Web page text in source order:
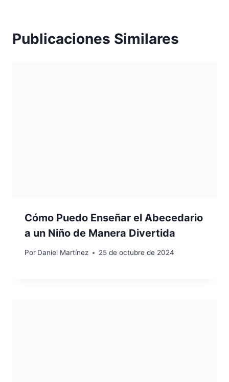
Publicaciones Similares
Cómo Puedo Enseñar el Abecedario
a un Niño de Manera Divertida
Por Daniel Martínez 25 de octubre de 2024